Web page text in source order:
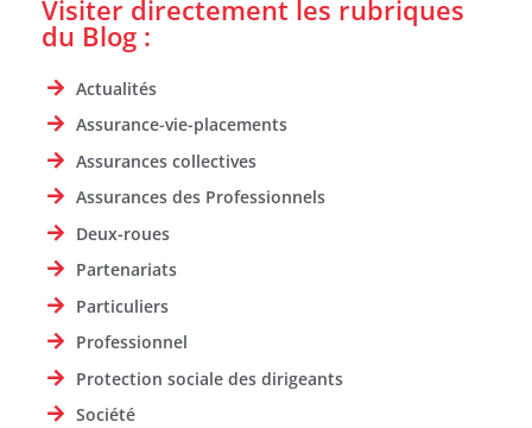
Visiter directement les rubriques
du Blog :
Actualités
Assurance-vie-placements
Assurances collectives
Assurances des Professionnels
Deux-roues
Partenariats
Particuliers
Professionnel
Protection sociale des dirigeants
Société